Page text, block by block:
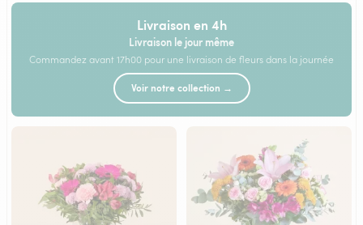
Livraison en 4h
Livraison le jour même
Commandez avant 17h00 pour une livraison de fleurs dans la journée
Voir notre collection →